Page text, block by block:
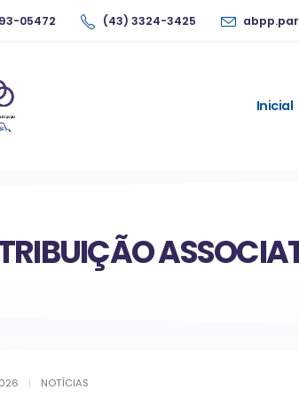
05472 (43) 3324-3425
Inicial
| NOTÍCIAS